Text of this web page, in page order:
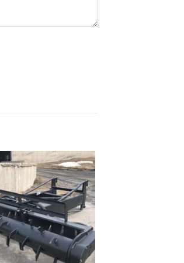
Ajouter
à la liste
de
souhaits